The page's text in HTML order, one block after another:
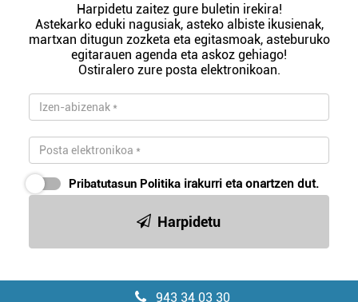
Harpidetu zaitez gure buletin irekira!
Astekarko eduki nagusiak, asteko albiste ikusienak,
martxan ditugun zozketa eta egitasmoak, asteburuko
egitarauen agenda eta askoz gehiago!
Ostiralero zure posta elektronikoan.
Pribatutasun Politika irakurri eta onartzen dut.
Harpidetu
943 34 03 30